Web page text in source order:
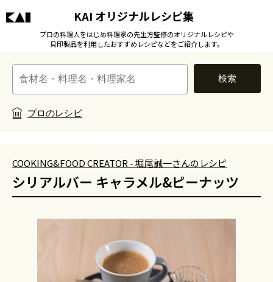
KAI オリジナルレシピ集
プロの料理人をはじめ料理家の先生方監修のオリジナルレシピや
貝印製品を利用したおすすめレシピなどをご紹介します。
検索
プロのレシピ
COOKING&FOOD CREATOR - 堀尾誠一さんのレシピ
シリアルバー キャラメル&ピーナッツ